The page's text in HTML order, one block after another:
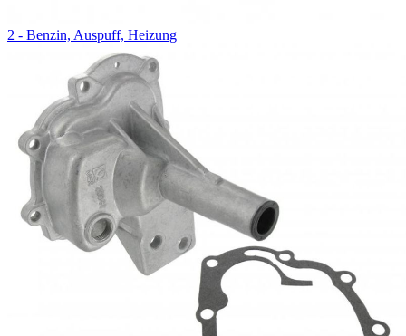
2 - Benzin, Auspuff, Heizung